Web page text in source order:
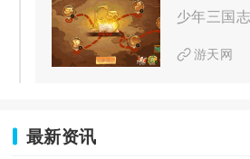
游天网
最新资讯